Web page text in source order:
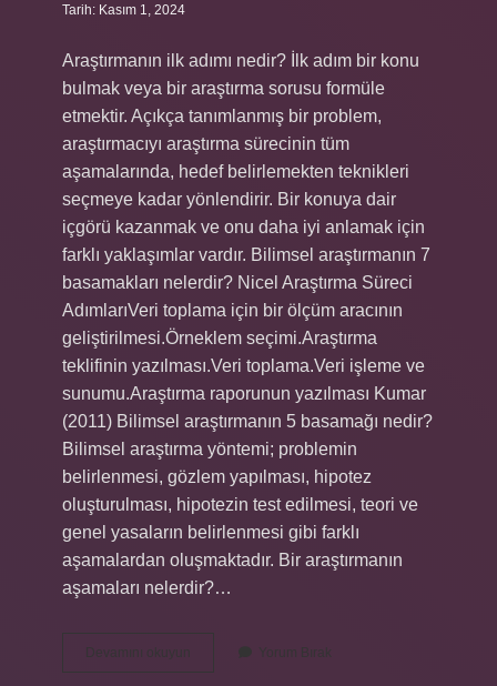
Tarih: Kasım 1, 2024
Araştırmanın ilk adımı nedir? İlk adım bir konu
bulmak veya bir araştırma sorusu formüle
etmektir. Açıkça tanımlanmış bir problem,
araştırmacıyı araştırma sürecinin tüm
aşamalarında, hedef belirlemekten teknikleri
seçmeye kadar yönlendirir. Bir konuya dair
içgörü kazanmak ve onu daha iyi anlamak için
farklı yaklaşımlar vardır. Bilimsel araştırmanın 7
basamakları nelerdir? Nicel Araştırma Süreci
AdımlarıVeri toplama için bir ölçüm aracının
geliştirilmesi.Örneklem seçimi.Araştırma
teklifinin yazılması.Veri toplama.Veri işleme ve
sunumu.Araştırma raporunun yazılması Kumar
(2011) Bilimsel araştırmanın 5 basamağı nedir?
Bilimsel araştırma yöntemi; problemin
belirlenmesi, gözlem yapılması, hipotez
oluşturulması, hipotezin test edilmesi, teori ve
genel yasaların belirlenmesi gibi farklı
aşamalardan oluşmaktadır. Bir araştırmanın
aşamaları nelerdir?…
Araştırmanın Yorum Bırak